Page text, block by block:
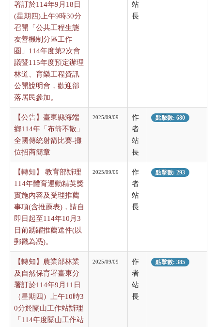
署訂於114年9月18日
(星期四)上午9時30分
召開「公共工程生態
友善機制分區工作
圈」114年度第2次會
議暨115年度預定辦理
林道、育樂工程資訊
公開說明會，歡迎部
落居民參加。
站
長
【公告】臺東縣海端
鄉114年「布箭不散」
全國傳統射箭比賽-攤
位招商簡章
2025/09/09
作
者
站
長
點擊數: 680
【轉知】 教育部辦理
114年體育運動精英獎
實施內容及受理推薦
事項(含推薦表)，請自
即日起至114年10月3
日前踴躍推薦送件(以
郵戳為憑)。
2025/09/09
作
者
站
長
點擊數: 293
【轉知】農業部林業
及自然保育署臺東分
署訂於114年9月11日
（星期四）上午10時3
0分於關山工作站辦理
「114年度關山工作站
2025/09/09
作
者
站
長
點擊數: 385